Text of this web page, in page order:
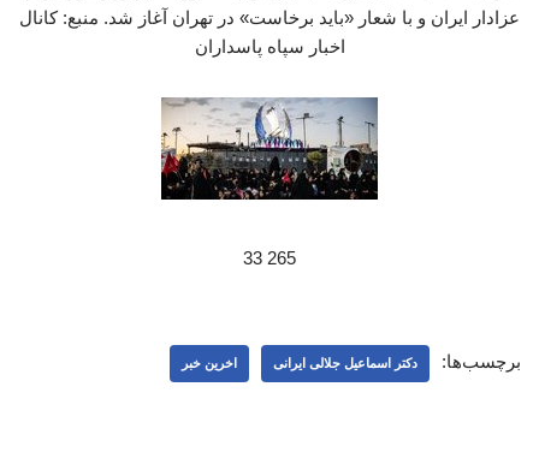
عزادار ایران و با شعار «باید برخاست» در تهران آغاز شد. منبع: کانال
اخبار سپاه پاسداران
265 33
برچسب‌ها: دکتر اسماعیل جلالی ایرانی اخرین خبر